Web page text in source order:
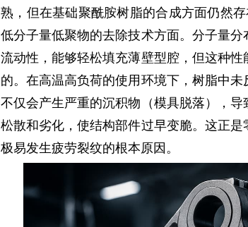
熟，但在基础聚酰胺树脂的合成方面仍然
低分子量低聚物的去除技术方面。分子量
流动性，能够轻松填充薄壁型腔，但这种
的。在高温高负荷的使用环境下，树脂中
不仅会产生严重的沉积物（模具脱落），
松散和劣化，使结构部件过早变脆。这正
极易发生疲劳裂纹的根本原因。